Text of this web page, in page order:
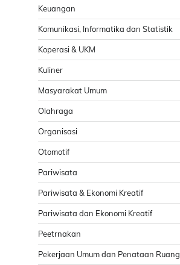
Keuangan
Komunikasi, Informatika dan Statistik
Koperasi & UKM
Kuliner
Masyarakat Umum
Olahraga
Organisasi
Otomotif
Pariwisata
Pariwisata & Ekonomi Kreatif
Pariwisata dan Ekonomi Kreatif
Peetrnakan
Pekerjaan Umum dan Penataan Ruang